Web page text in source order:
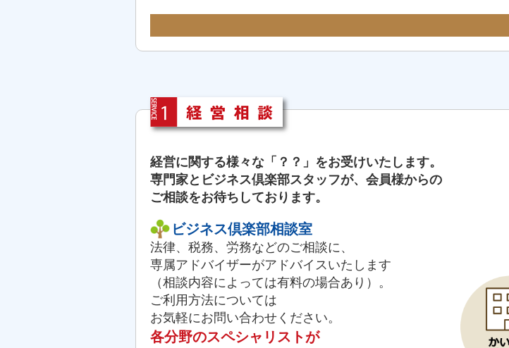
経営に関する様々な「？？」をお受けいたします。
専門家とビジネス倶楽部スタッフが、会員様からの
ご相談をお待ちしております。
ビジネス倶楽部相談室
法律、税務、労務などのご相談に、
専属アドバイザーがアドバイスいたします
（相談内容によっては有料の場合あり）。
ご利用方法については
お気軽にお問い合わせください。
各分野のスペシャリストが